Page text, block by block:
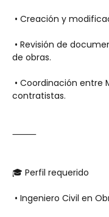
• Creación y
• Revisión de
de obras.
• Coordinación entre
contratistas.
⸻
🎓 Perfil requerido
• Ingeniero Civil en